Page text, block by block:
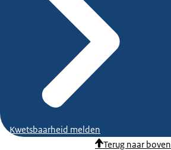
Kwetsbaarheid melden
Terug naar boven